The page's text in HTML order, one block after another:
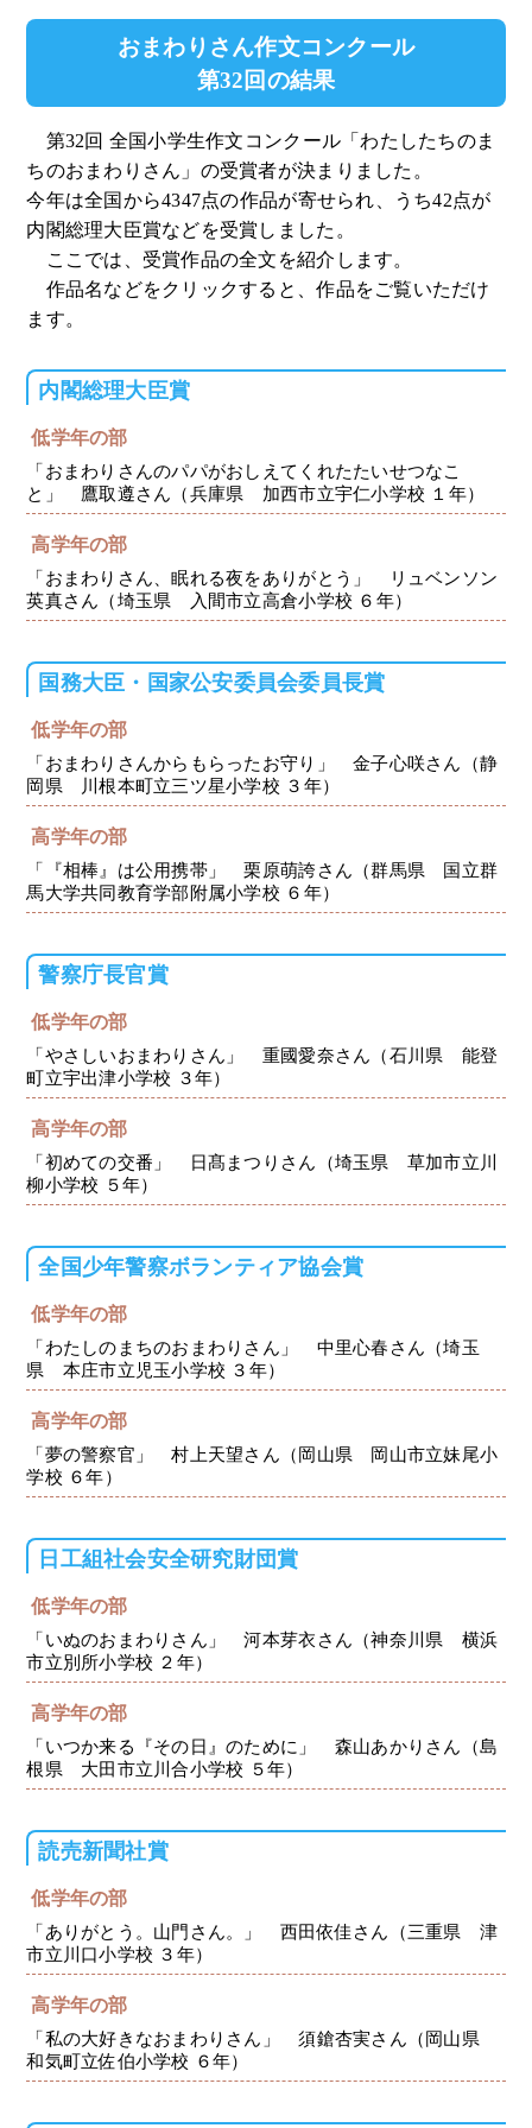
おまわりさん作文コンクール
第32回の結果
第32回 全国小学生作文コンクール「わたしたちのま
ちのおまわりさん」の受賞者が決まりました。
今年は全国から4347点の作品が寄せられ、うち42点が
内閣総理大臣賞などを受賞しました。
ここでは、受賞作品の全文を紹介します。
作品名などをクリックすると、作品をご覧いただけ
ます。
内閣総理大臣賞
低学年の部
「おまわりさんのパパがおしえてくれたたいせつなこ
と」 鷹取遵さん（兵庫県 加西市立宇仁小学校 １年）
高学年の部
「おまわりさん、眠れる夜をありがとう」 リュベンソン
英真さん（埼玉県 入間市立高倉小学校 ６年）
国務大臣・国家公安委員会委員長賞
低学年の部
「おまわりさんからもらったお守り」 金子心咲さん（静
岡県 川根本町立三ツ星小学校 ３年）
高学年の部
「『相棒』は公用携帯」 栗原萌誇さん（群馬県 国立群
馬大学共同教育学部附属小学校 ６年）
警察庁長官賞
低学年の部
「やさしいおまわりさん」 重國愛奈さん（石川県 能登
町立宇出津小学校 ３年）
高学年の部
「初めての交番」 日髙まつりさん（埼玉県 草加市立川
柳小学校 ５年）
全国少年警察ボランティア協会賞
低学年の部
「わたしのまちのおまわりさん」 中里心春さん（埼玉
県 本庄市立児玉小学校 ３年）
高学年の部
「夢の警察官」 村上天望さん（岡山県 岡山市立妹尾小
学校 ６年）
日工組社会安全研究財団賞
低学年の部
「いぬのおまわりさん」 河本芽衣さん（神奈川県 横浜
市立別所小学校 ２年）
高学年の部
「いつか来る『その日』のために」 森山あかりさん（島
根県 大田市立川合小学校 ５年）
読売新聞社賞
低学年の部
「ありがとう。山門さん。」 西田依佳さん（三重県 津
市立川口小学校 ３年）
高学年の部
「私の大好きなおまわりさん」 須鎗杏実さん（岡山県
和気町立佐伯小学校 ６年）